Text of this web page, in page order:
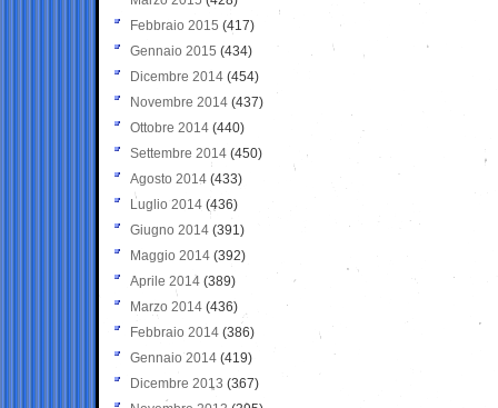
Febbraio 2015 (417)
Gennaio 2015 (434)
Dicembre 2014 (454)
Novembre 2014 (437)
Ottobre 2014 (440)
Settembre 2014 (450)
Agosto 2014 (433)
Luglio 2014 (436)
Giugno 2014 (391)
Maggio 2014 (392)
Aprile 2014 (389)
Marzo 2014 (436)
Febbraio 2014 (386)
Gennaio 2014 (419)
Dicembre 2013 (367)